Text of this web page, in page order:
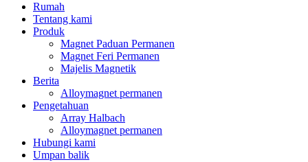
Rumah
Tentang kami
Produk
Magnet Paduan Permanen
Magnet Feri Permanen
Majelis Magnetik
Berita
Alloymagnet permanen
Pengetahuan
Array Halbach
Alloymagnet permanen
Hubungi kami
Umpan balik